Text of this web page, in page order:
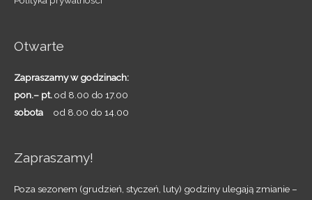
Otwarte
Zapraszamy w godzinach:
pon.– pt.od 8.00 do 17.00
sobota od 8.00 do 14.00
Zapraszamy!
Poza sezonem (grudzień, styczeń, luty) godziny ulegają zmianie –